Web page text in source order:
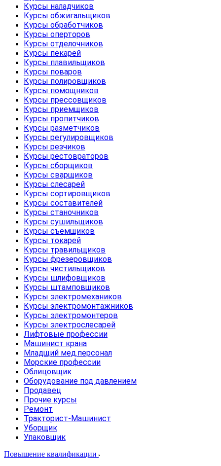
Курсы наладчиков
Курсы обжигальщиков
Курсы обработчиков
Курсы оперторов
Курсы отделочников
Курсы пекарей
Курсы плавильщиков
Курсы поваров
Курсы полировщиков
Курсы помощников
Курсы прессовщиков
Курсы приемщиков
Курсы пропитчиков
Курсы разметчиков
Курсы регулировщиков
Курсы резчиков
Курсы рестовраторов
Курсы сборщиков
Курсы сварщиков
Курсы слесарей
Курсы сортировщиков
Курсы составителей
Курсы станочников
Курсы сушильщиков
Курсы съемщиков
Курсы токарей
Курсы травильщиков
Курсы фрезеровщиков
Курсы чистильщиков
Курсы шлифовщиков
Курсы штамповщиков
Курсы электромехаников
Курсы электромонтажников
Курсы электромонтеров
Курсы электрослесарей
Лифтовые профессии
Машинист крана
Младщий мед.персонал
Морские профессии
Облицовщик
Оборудование под давлением
Продавец
Прочие курсы
Ремонт
Тракторист-Машинист
Уборщик
Упаковщик
Повышение квалификации